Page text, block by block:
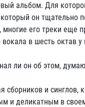
альбом. Для
он
его треки еще
в шесть октав
ли он об этом,
сборников и
и деликатным в